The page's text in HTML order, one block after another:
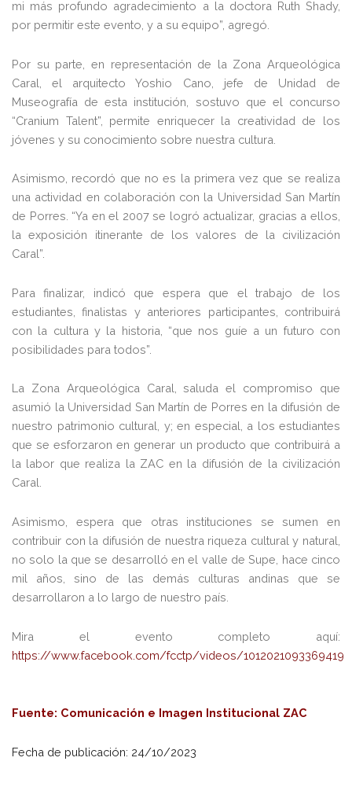
mi más profundo agradecimiento a la doctora Ruth Shady,
por permitir este evento, y a su equipo”, agregó.
Por su parte, en representación de la Zona Arqueológica
Caral, el arquitecto Yoshio Cano, jefe de Unidad de
Museografía de esta institución, sostuvo que el concurso
“Cranium Talent”, permite enriquecer la creatividad de los
jóvenes y su conocimiento sobre nuestra cultura.
Asimismo, recordó que no es la primera vez que se realiza
una actividad en colaboración con la Universidad San Martín
de Porres. “Ya en el 2007 se logró actualizar, gracias a ellos,
la exposición itinerante de los valores de la civilización
Caral”.
Para finalizar, indicó que espera que el trabajo de los
estudiantes, finalistas y anteriores participantes, contribuirá
con la cultura y la historia, “que nos guíe a un futuro con
posibilidades para todos”.
La Zona Arqueológica Caral, saluda el compromiso que
asumió la Universidad San Martín de Porres en la difusión de
nuestro patrimonio cultural, y; en especial, a los estudiantes
que se esforzaron en generar un producto que contribuirá a
la labor que realiza la ZAC en la difusión de la civilización
Caral.
Asimismo, espera que otras instituciones se sumen en
contribuir con la difusión de nuestra riqueza cultural y natural,
no solo la que se desarrolló en el valle de Supe, hace cinco
mil años, sino de las demás culturas andinas que se
desarrollaron a lo largo de nuestro país.
Mira el evento completo aquí:
https://www.facebook.com/fcctp/videos/1012021093369419
Fuente: Comunicación e Imagen Institucional ZAC
Fecha de publicación: 24/10/2023